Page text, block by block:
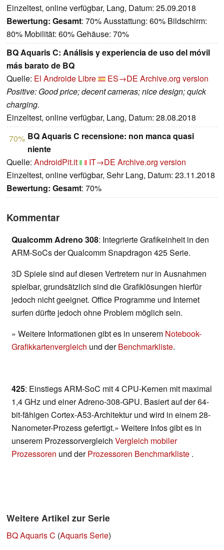
Einzeltest, online verfügbar, Lang, Datum: 25.09.2018
Bewertung: Gesamt: 70% Ausstattung: 60% Bildschirm:
80% Mobilität: 60% Gehäuse: 70%
BQ Aquaris C: Análisis y experiencia de uso del móvil
más barato de BQ
Quelle: El Androide Libre ES→DE Archive.org version
Positive: Good price; decent cameras; nice design; quick
charging.
Einzeltest, online verfügbar, Lang, Datum: 28.08.2018
70% BQ Aquaris C recensione: non manca quasi
niente
Quelle: AndroidPit.it IT→DE Archive.org version
Einzeltest, online verfügbar, Sehr Lang, Datum: 23.11.2018
Bewertung: Gesamt: 70%
Kommentar
Qualcomm Adreno 308: Integrierte Grafikeinheit in den
ARM-SoCs der Qualcomm Snapdragon 425 Serie.
3D Spiele sind auf diesen Vertretern nur in Ausnahmen
spielbar, grundsätzlich sind die Grafiklösungen hierfür
jedoch nicht geeignet. Office Programme und Internet
surfen dürfte jedoch ohne Problem möglich sein.
» Weitere Informationen gibt es in unserem Notebook-
Grafikkartenvergleich und derBenchmarkliste.
425: Einstiegs ARM-SoC mit 4 CPU-Kernen mit maximal
1,4 GHz und einer Adreno-308-GPU. Basiert auf der 64-
bit-fähigen Cortex-A53-Architektur und wird in einem 28-
Nanometer-Prozess gefertigt.» Weitere Infos gibt es in
unserem Prozessorvergleich Vergleich mobiler
Prozessoren und derProzessoren Benchmarkliste .
Weitere Artikel zur Serie
BQ Aquaris C (Aquaris Serie)